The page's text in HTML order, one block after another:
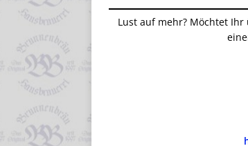
Lust auf mehr? Möchtet